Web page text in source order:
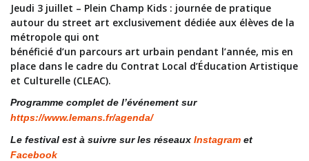
Jeudi 3 juillet – Plein Champ Kids : journée de pratique
autour du street art exclusivement dédiée aux élèves de la
métropole qui ont
bénéficié d’un parcours art urbain pendant l’année, mis en
place dans le cadre du Contrat Local d’Éducation Artistique
et Culturelle (CLEAC).
Programme complet de l’événement sur
https://www.lemans.fr/agenda/
Le festival est à suivre sur les réseaux Instagram et
Facebook